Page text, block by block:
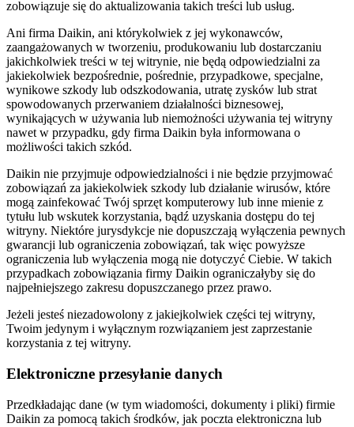
zobowiązuje się do aktualizowania takich treści lub usług.
Ani firma Daikin, ani którykolwiek z jej wykonawców,
zaangażowanych w tworzeniu, produkowaniu lub dostarczaniu
jakichkolwiek treści w tej witrynie, nie będą odpowiedzialni za
jakiekolwiek bezpośrednie, pośrednie, przypadkowe, specjalne,
wynikowe szkody lub odszkodowania, utratę zysków lub strat
spowodowanych przerwaniem działalności biznesowej,
wynikających w używania lub niemożności używania tej witryny
nawet w przypadku, gdy firma Daikin była informowana o
możliwości takich szkód.
Daikin nie przyjmuje odpowiedzialności i nie będzie przyjmować
zobowiązań za jakiekolwiek szkody lub działanie wirusów, które
mogą zainfekować Twój sprzęt komputerowy lub inne mienie z
tytułu lub wskutek korzystania, bądź uzyskania dostępu do tej
witryny. Niektóre jurysdykcje nie dopuszczają wyłączenia pewnych
gwarancji lub ograniczenia zobowiązań, tak więc powyższe
ograniczenia lub wyłączenia mogą nie dotyczyć Ciebie. W takich
przypadkach zobowiązania firmy Daikin ograniczałyby się do
najpełniejszego zakresu dopuszczanego przez prawo.
Jeżeli jesteś niezadowolony z jakiejkolwiek części tej witryny,
Twoim jedynym i wyłącznym rozwiązaniem jest zaprzestanie
korzystania z tej witryny.
Elektroniczne przesyłanie danych
Przedkładając dane (w tym wiadomości, dokumenty i pliki) firmie
Daikin za pomocą takich środków, jak poczta elektroniczna lub